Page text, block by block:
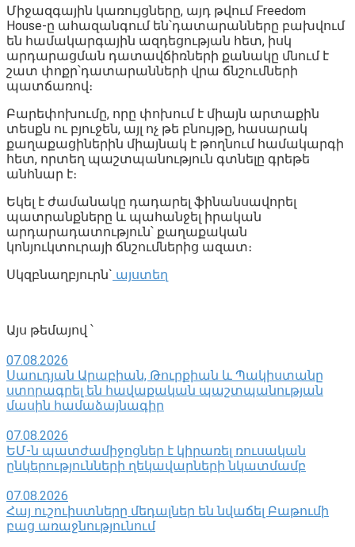
Միջազգային կառույցները, այդ թվում Freedom
House-ը ահազանգում են՝դատարանները բախվում
են համակարգային ազդեցության հետ, իսկ
արդարացման դատավճիռների քանակը մնում է
շատ փոքր՝դատարանների վրա ճնշումների
պատճառով։
Բարեփոխումը, որը փոխում է միայն արտաքին
տեսքն ու բյուջեն, այլ ոչ թե բնույթը, հասարակ
քաղաքացիներին միայնակ է թողնում համակարգի
հետ, որտեղ պաշտպանություն գտնելը գրեթե
անհնար է։
Եկել է ժամանակը դադարել ֆինանսավորել
պատրանքները և պահանջել իրական
արդարադատություն՝ քաղաքական
կոնյուկտուրայի ճնշումներից ազատ։
Սկզբնաղբյուրն` այստեղ
Այս թեմայով ՝
07.08.2026
Սաուդյան Արաբիան, Թուրքիան և Պակիստանը
ստորագրել են հավաքական պաշտպանության
մասին համաձայնագիր
07.08.2026
ԵՄ-ն պատժամիջոցներ է կիրառել ռուսական
ընկերությունների ղեկավարների նկատմամբ
07.08.2026
Հայ ուշուիստները մեդալներ են նվաճել Բաթումի
բաց առաջնությունում